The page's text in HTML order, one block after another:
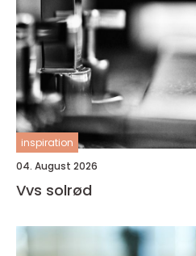
inspiration
04. August 2026
Vvs solrød